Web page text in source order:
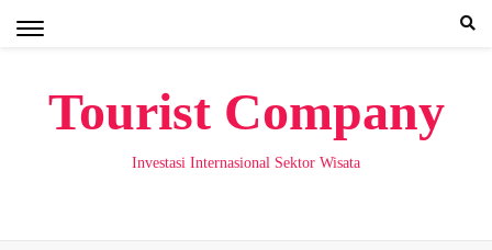
Tourist Company
Investasi Internasional Sektor Wisata